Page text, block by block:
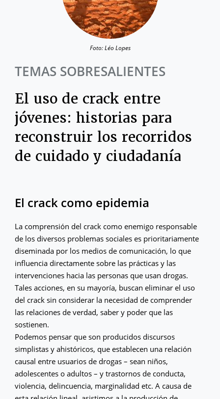
Foto: Léo Lopes
TEMAS SOBRESALIENTES
El uso de crack entre
jóvenes: historias para
reconstruir los recorridos
de cuidado y ciudadanía
El crack como epidemia
La comprensión del crack como enemigo responsable
de los diversos problemas sociales es prioritariamente
diseminada por los medios de comunicación, lo que
influencia directamente sobre las prácticas y las
intervenciones hacia las personas que usan drogas.
Tales acciones, en su mayoría, buscan eliminar el uso
del crack sin considerar la necesidad de comprender
las relaciones de verdad, saber y poder que las
sostienen.
Podemos pensar que son producidos discursos
simplistas y ahistóricos, que establecen una relación
causal entre usuarios de drogas – sean niños,
adolescentes o adultos – y trastornos de conducta,
violencia, delincuencia, marginalidad etc. A causa de